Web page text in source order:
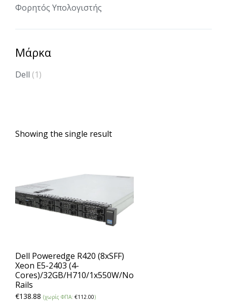
Φορητός Υπολογιστής
Μάρκα
Dell (1)
Showing the single result
Dell Poweredge R420 (8xSFF)
Xeon E5-2403 (4-
Cores)/32GB/H710/1x550W/No
Rails
€138.88 (χωρίς ΦΠΑ: €112.00)